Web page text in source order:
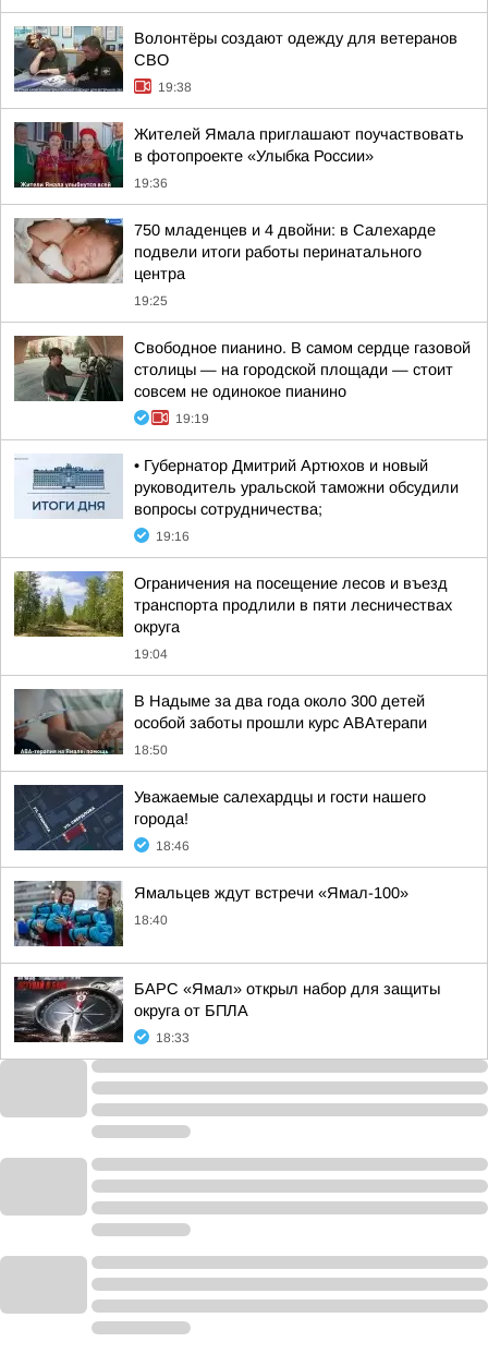
Волонтёры создают одежду для ветеранов
СВО
19:38
Жителей Ямала приглашают поучаствовать
в фотопроекте «Улыбка России»
19:36
750 младенцев и 4 двойни: в Салехарде
подвели итоги работы перинатального
центра
19:25
Свободное пианино. В самом сердце газовой
столицы — на городской площади — стоит
совсем не одинокое пианино
19:19
• Губернатор Дмитрий Артюхов и новый
руководитель уральской таможни обсудили
вопросы сотрудничества;
19:16
Ограничения на посещение лесов и въезд
транспорта продлили в пяти лесничествах
округа
19:04
В Надыме за два года около 300 детей
особой заботы прошли курс АВАтерапи
18:50
Уважаемые салехардцы и гости нашего
города!
18:46
Ямальцев ждут встречи «Ямал-100»
18:40
БАРС «Ямал» открыл набор для защиты
округа от БПЛА
18:33